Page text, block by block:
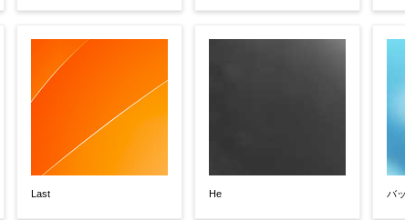
Last He バ